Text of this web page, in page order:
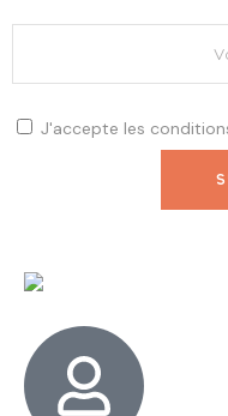
J'accepte les